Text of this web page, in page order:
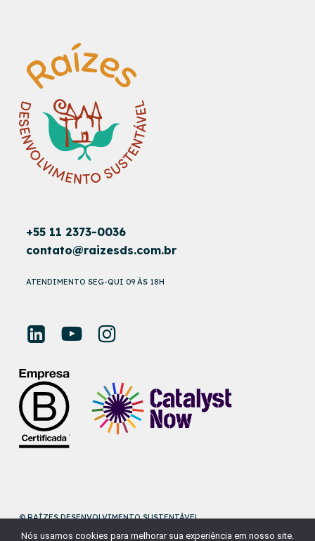
+55 11 2373-0036
contato@raizesds.com.br
ATENDIMENTO SEG-QUI 09 ÀS 18H
© RAÍZES DESENVOLVIMENTO SUSTENTÁVEL
Nós usamos cookies para melhorar sua experiência em nosso site.